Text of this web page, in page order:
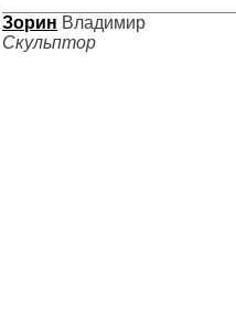
Зорин Владимир
Скульптор